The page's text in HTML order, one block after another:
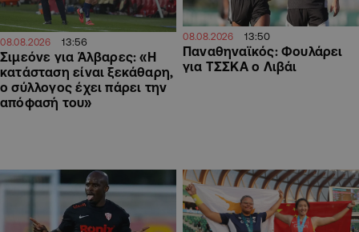
08.08.2026 13:56
Σιμεόνε για Άλβαρες: «Η
κατάσταση είναι ξεκάθαρη,
ο σύλλογος έχει πάρει την
απόφασή του»
08.08.2026 13:50
Παναθηναϊκός: Φουλάρει
για ΤΣΣΚΑ ο Λιβάι